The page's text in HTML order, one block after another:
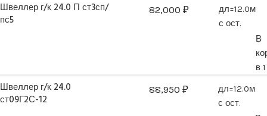
Швеллер г/к 24.0 П ст3сп/
пс5
82,000 ₽
дл=12.0м
с ост.
В
в
Швеллер г/к 24.0
ст09Г2С-12
88,950 ₽
дл=12.0м
с ост.